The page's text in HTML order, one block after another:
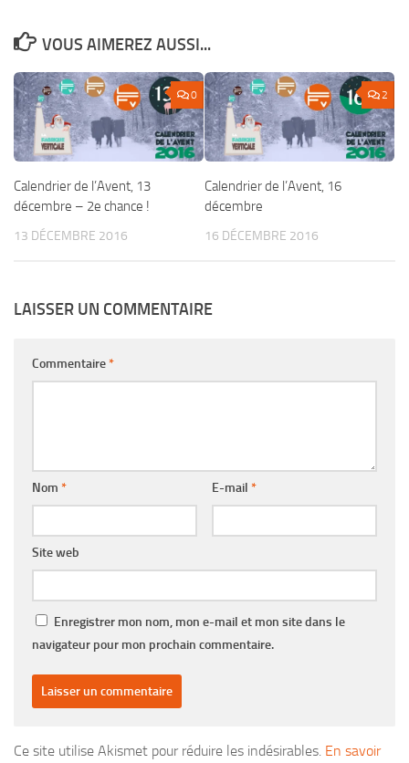
VOUS AIMEREZ AUSSI...
0
Calendrier de l’Avent, 13
décembre – 2e chance !
13 DÉCEMBRE 2016
2
Calendrier de l’Avent, 16
décembre
16 DÉCEMBRE 2016
LAISSER UN COMMENTAIRE
Commentaire*
Nom * E-mail *
Site web
Enregistrer mon nom, mon e-mail et mon site dans le
navigateur pour mon prochain commentaire.
Ce site utilise Akismet pour réduire les indésirables. En savoir